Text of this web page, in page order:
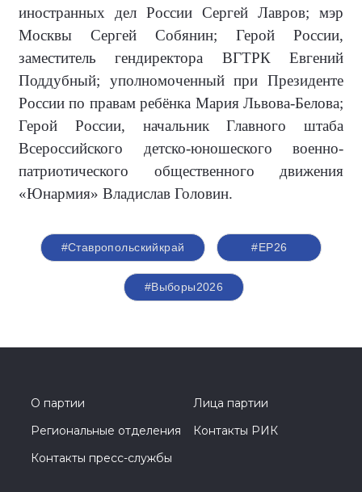
иностранных дел России Сергей Лавров; мэр
Москвы Сергей Собянин; Герой России,
заместитель гендиректора ВГТРК Евгений
Поддубный; уполномоченный при Президенте
России по правам ребёнка Мария Львова-Белова;
Герой России, начальник Главного штаба
Всероссийского детско-юношеского военно-
патриотического общественного движения
«Юнармия» Владислав Головин.
#Ставропольскийкрай #ЕР26
#Выборы2026
О партии
Лица партии
Региональные отделения
Контакты РИК
Контакты пресс-службы